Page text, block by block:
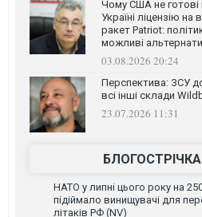
Чому США не готові
Україні ліцензію на
ракет Patriot:
можливі
03.08.2026 20:24
Перспектива: ЗСУ
всі інші склади
23.07.2026 11:31
БЛОГОСТРІЧКА
НАТО у липні цього року на
підіймало винищувачі для
літаків РФ (NV)